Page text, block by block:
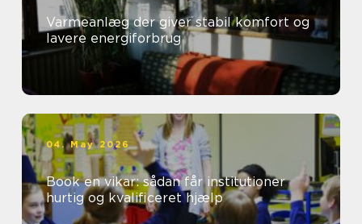
Varmeanlæg der giver stabil komfort og
lavere energiforbrug
04. May 2026
Book en vikar: sådan får institutioner
hurtig og kvalificeret hjælp